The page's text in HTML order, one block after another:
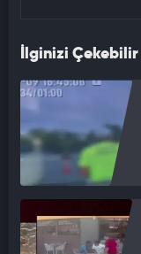
İlginizi Çekebilir